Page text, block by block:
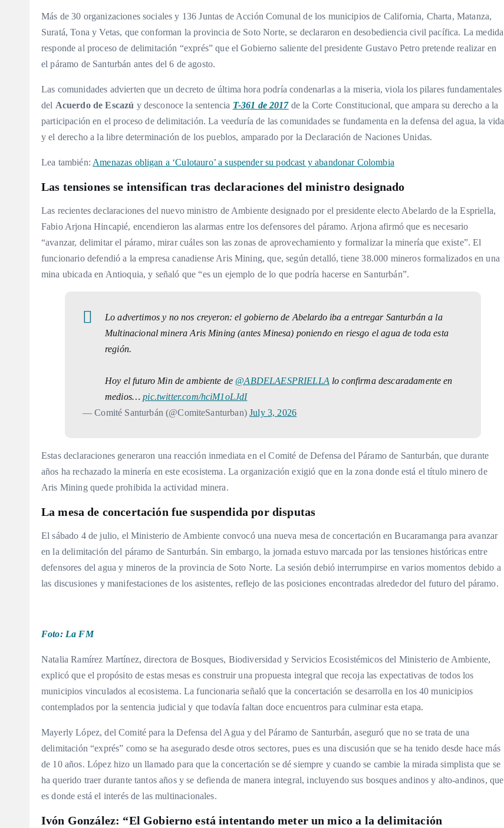
Más de 30 organizaciones sociales y 136 Juntas de Acción Comunal de los municipios de California, Charta, Matanza,
Suratá, Tona y Vetas, que conforman la provincia de Soto Norte, se declararon en desobediencia civil pacífica. La medida
responde al proceso de delimitación “exprés” que el Gobierno saliente del presidente Gustavo Petro pretende realizar en
el páramo de Santurbán antes del 6 de agosto.
Las comunidades advierten que un decreto de última hora podría condenarlas a la miseria, viola los pilares fundamentales
del Acuerdo de Escazú y desconoce la sentencia T-361 de 2017de la Corte Constitucional, que ampara su derecho a la
participación en el proceso de delimitación. La veeduría de las comunidades se fundamenta en la defensa del agua, la vida
y el derecho a la libre determinación de los pueblos, amparado por la Declaración de Naciones Unidas.
Lea también: Amenazas obligan a ‘Culotauro’ a suspender su podcast y abandonar Colombia
Las tensiones se intensifican tras declaraciones del ministro designado
Las recientes declaraciones del nuevo ministro de Ambiente designado por el presidente electo Abelardo de la Espriella,
Fabio Arjona Hincapié, encendieron las alarmas entre los defensores del páramo. Arjona afirmó que es necesario
“avanzar, delimitar el páramo, mirar cuáles son las zonas de aprovechamiento y formalizar la minería que existe”. El
funcionario defendió a la empresa canadiense Aris Mining, que, según detalló, tiene 38.000 mineros formalizados en una
mina ubicada en Antioquia, y señaló que “es un ejemplo de lo que podría hacerse en Santurbán”.
Lo advertimos y no nos creyeron: el gobierno de Abelardo iba a entregar Santurbán a la
Multinacional minera Aris Mining (antes Minesa) poniendo en riesgo el agua de toda esta
región.
Hoy el futuro Min de ambiente de @ABDELAESPRIELLA lo confirma descaradamente en
medios…pic.twitter.com/hciM1oLJdI
— Comité Santurbán (@ComiteSanturban)July 3, 2026
Estas declaraciones generaron una reacción inmediata en el Comité de Defensa del Páramo de Santurbán, que durante
años ha rechazado la minería en este ecosistema. La organización exigió que en la zona donde está el título minero de
Aris Mining quede prohibida la actividad minera.
La mesa de concertación fue suspendida por disputas
El sábado 4 de julio, el Ministerio de Ambiente convocó una nueva mesa de concertación en Bucaramanga para avanzar
en la delimitación del páramo de Santurbán. Sin embargo, la jornada estuvo marcada por las tensiones históricas entre
defensores del agua y mineros de la provincia de Soto Norte. La sesión debió interrumpirse en varios momentos debido a
las discusiones y manifestaciones de los asistentes, reflejo de las posiciones encontradas alrededor del futuro del páramo.
Foto: La FM
Natalia Ramírez Martínez, directora de Bosques, Biodiversidad y Servicios Ecosistémicos del Ministerio de Ambiente,
explicó que el propósito de estas mesas es construir una propuesta integral que recoja las expectativas de todos los
municipios vinculados al ecosistema. La funcionaria señaló que la concertación se desarrolla en los 40 municipios
contemplados por la sentencia judicial y que todavía faltan doce encuentros para culminar esta etapa.
Mayerly López, del Comité para la Defensa del Agua y del Páramo de Santurbán, aseguró que no se trata de una
delimitación “exprés” como se ha asegurado desde otros sectores, pues es una discusión que se ha tenido desde hace más
de 10 años. López hizo un llamado para que la concertación se dé siempre y cuando se cambie la mirada simplista que se
ha querido traer durante tantos años y se defienda de manera integral, incluyendo sus bosques andinos y alto-andinos, que
es donde está el interés de las multinacionales.
Ivón González: “El Gobierno está intentando meter un mico a la delimitación